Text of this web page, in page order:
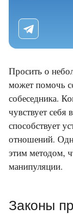
Просить о
может помочь
собеседника.
чувствует
способствует
отношений.
этим методом,
манипуляции.
Законы